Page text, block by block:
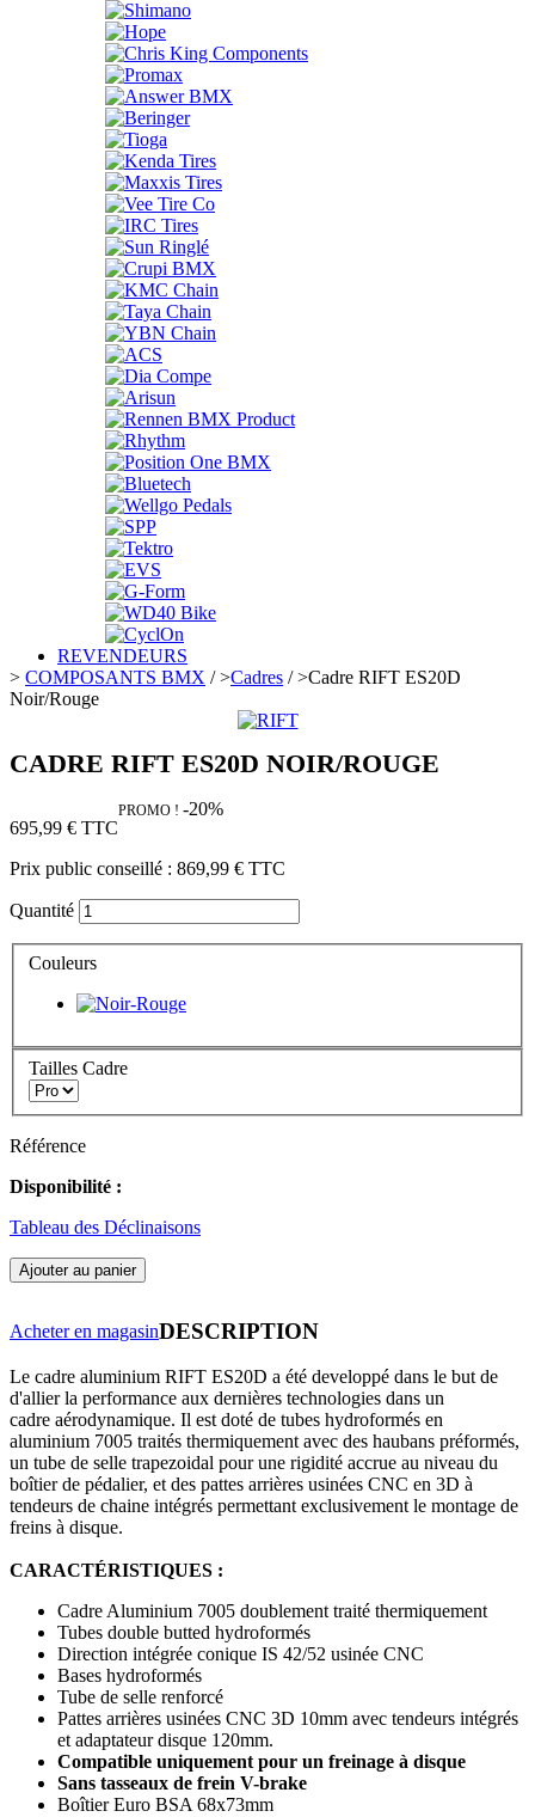
REVENDEURS
> COMPOSANTS BMX />Cadres />Cadre RIFT ES20D
Noir/Rouge
CADRE RIFT ES20D NOIR/ROUGE
695,99 € TTC
PROMO ! -20%
Prix public conseillé : 869,99 € TTC
Quantité
Couleurs
Tailles Cadre
Référence
Disponibilité :
Tableau des Déclinaisons
Ajouter au panier
Acheter en magasinDESCRIPTION
Le cadre aluminium RIFT ES20D a été developpé dans le but de
d'allier la performance aux dernières technologies dans un
cadre aérodynamique. Il est doté de tubes hydroformés en
aluminium 7005 traités thermiquement avec des haubans préformés,
un tube de selle trapezoidal pour une rigidité accrue au niveau du
boîtier de pédalier, et des pattes arrières usinées CNC en 3D à
tendeurs de chaine intégrés permettant exclusivement le montage de
freins à disque.
CARACTÉRISTIQUES :
Cadre Aluminium 7005 doublement traité thermiquement
Tubes double butted hydroformés
Direction intégrée conique IS 42/52 usinée CNC
Bases hydroformés
Tube de selle renforcé
Pattes arrières usinées CNC 3D 10mm avec tendeurs intégrés
et adaptateur disque 120mm.
Compatible uniquement pour un freinage à disque
Sans tasseaux de frein V-brake
Boîtier Euro BSA 68x73mm